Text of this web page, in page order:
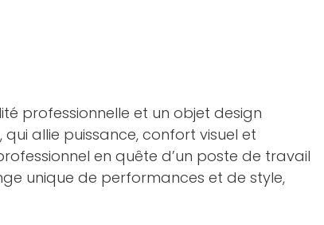
professionnelle et un objet design
allie puissance, confort visuel et
en quête d’un poste de travail
unique de performances et de style,